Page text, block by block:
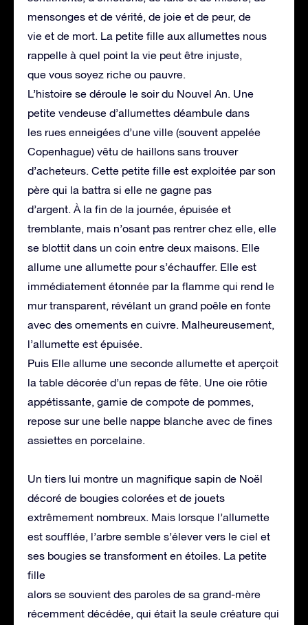
mensonges et de vérité, de joie et de peur, de
vie et de mort. La petite fille aux allumettes nous
rappelle à quel point la vie peut être injuste,
que vous soyez riche ou pauvre.
L’histoire se déroule le soir du Nouvel An. Une
petite vendeuse d’allumettes déambule dans
les rues enneigées d’une ville (souvent appelée
Copenhague) vêtu de haillons sans trouver
d’acheteurs. Cette petite fille est exploitée par son
père qui la battra si elle ne gagne pas
d’argent. À la fin de la journée, épuisée et
tremblante, mais n’osant pas rentrer chez elle, elle
se blottit dans un coin entre deux maisons. Elle
allume une allumette pour s’échauffer. Elle est
immédiatement étonnée par la flamme qui rend le
mur transparent, révélant un grand poêle en fonte
avec des ornements en cuivre. Malheureusement,
l’allumette est épuisée.
Puis Elle allume une seconde allumette et aperçoit
la table décorée d’un repas de fête. Une oie rôtie
appétissante, garnie de compote de pommes,
repose sur une belle nappe blanche avec de fines
assiettes en porcelaine.
Un tiers lui montre un magnifique sapin de Noël
décoré de bougies colorées et de jouets
extrêmement nombreux. Mais lorsque l’allumette
est soufflée, l’arbre semble s’élever vers le ciel et
ses bougies se transforment en étoiles. La petite
fille
alors se souvient des paroles de sa grand-mère
récemment décédée, qui était la seule créature qui